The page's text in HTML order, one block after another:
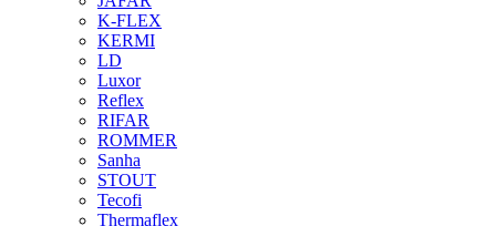
K-FLEX
KERMI
LD
Luxor
Reflex
RIFAR
ROMMER
Sanha
STOUT
Tecofi
Thermaflex